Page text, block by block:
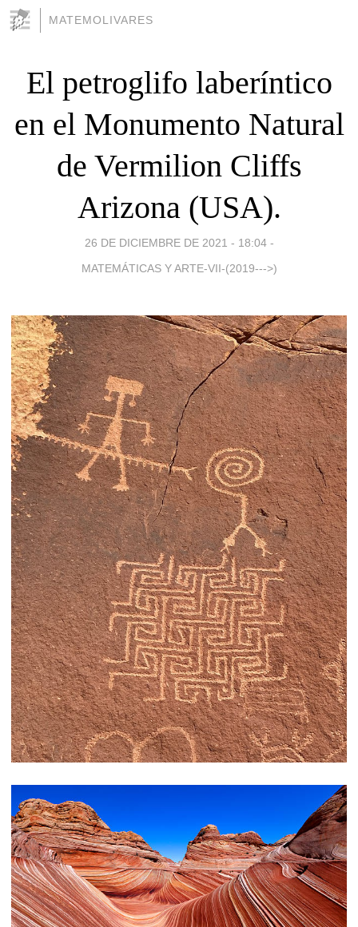
MATEMOLIVARES
El petroglifo laberíntico
en el Monumento Natural
de Vermilion Cliffs
Arizona (USA).
26 DE DICIEMBRE DE 2021 - 18:04 -
MATEMÁTICAS Y ARTE-VII-(2019--->)